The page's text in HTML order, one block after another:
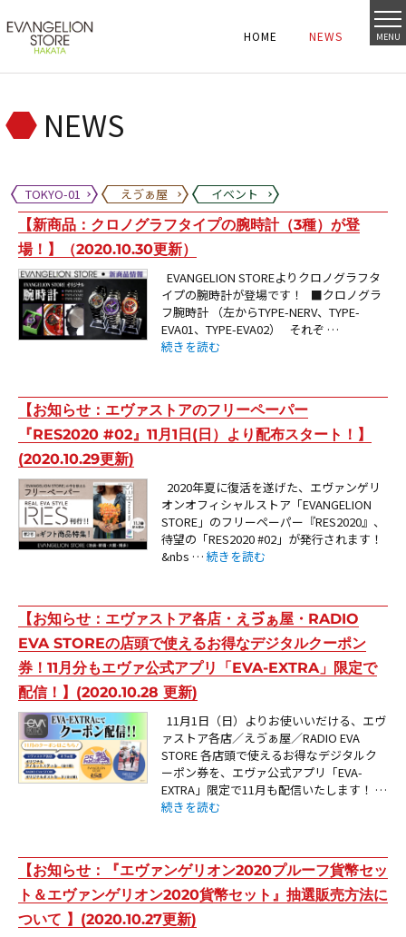
MENU
HOME
HOME NEWS
NEWS
NEWS
TOKYO-01 えゔぁ屋
イベント
【新商品：クロノグラフタイプの腕時計（3種）が登
場！】（2020.10.30更新）
EVANGELION STOREよりクロノグラフタ
イプの腕時計が登場です！ ■クロノグラ
フ腕時計 （左からTYPE-NERV、TYPE-
EVA01、TYPE-EVA02） それぞ …
“【新商品：クロノグラフタイプの腕時計（3
続きを読む
【お知らせ：エヴァストアのフリーペーパー
『RES2020 #02』11月1日(日）より配布スタート！】
(2020.10.29更新)
2020年夏に復活を遂げた、エヴァンゲリ
オンオフィシャルストア「EVANGELION
STORE」のフリーペーパー『RES2020』、
待望の「RES2020 #02」が発行されます！
&nbs … “【お知らせ：エヴァストアのフリー
続きを読む
【お知らせ：エヴァストア各店・えゔぁ屋・RADIO
EVA STOREの店頭で使えるお得なデジタルクーポン
券！11月分もエヴァ公式アプリ「EVA-EXTRA」限定で
配信！】(2020.10.28 更新)
11月1日（日）よりお使いいだける、エヴ
ァストア各店／えゔぁ屋／RADIO EVA
STORE 各店頭で使えるお得なデジタルク
ーポン券を、エヴァ公式アプリ「EVA-
EXTRA」限定で11月も配信いたします！ …
“【お知らせ：エヴァストア各店・えゔぁ屋・
続きを読む
【お知らせ：『エヴァンゲリオン2020プルーフ貨幣セッ
ト＆エヴァンゲリオン2020貨幣セット』抽選販売方法に
ついて 】(2020.10.27更新)